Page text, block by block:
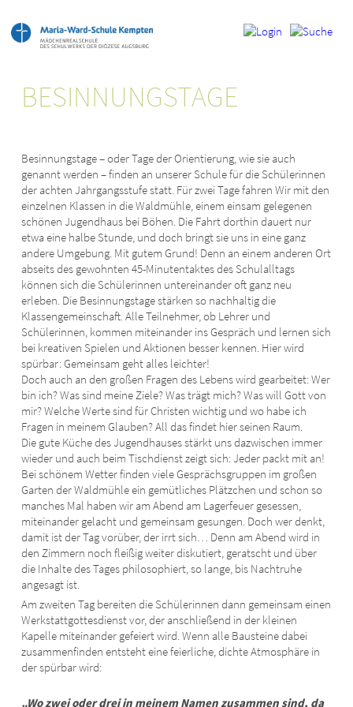
BESINNUNGSTAGE
Besinnungstage – oder Tage der Orientierung, wie sie auch
genannt werden – finden an unserer Schule für die Schülerinnen
der achten Jahrgangsstufe statt. Für zwei Tage fahren Wir mit den
einzelnen Klassen in die Waldmühle, einem einsam gelegenen
schönen Jugendhaus bei Böhen. Die Fahrt dorthin dauert nur
etwa eine halbe Stunde, und doch bringt sie uns in eine ganz
andere Umgebung. Mit gutem Grund! Denn an einem anderen Ort
abseits des gewohnten 45-Minutentaktes des Schulalltags
können sich die Schülerinnen untereinander oft ganz neu
erleben. Die Besinnungstage stärken so nachhaltig die
Klassengemeinschaft. Alle Teilnehmer, ob Lehrer und
Schülerinnen, kommen miteinander ins Gespräch und lernen sich
bei kreativen Spielen und Aktionen besser kennen. Hier wird
spürbar: Gemeinsam geht alles leichter!
Doch auch an den großen Fragen des Lebens wird gearbeitet: Wer
bin ich? Was sind meine Ziele? Was trägt mich? Was will Gott von
mir? Welche Werte sind für Christen wichtig und wo habe ich
Fragen in meinem Glauben? All das findet hier seinen Raum.
Die gute Küche des Jugendhauses stärkt uns dazwischen immer
wieder und auch beim Tischdienst zeigt sich: Jeder packt mit an!
Bei schönem Wetter finden viele Gesprächsgruppen im großen
Garten der Waldmühle ein gemütliches Plätzchen und schon so
manches Mal haben wir am Abend am Lagerfeuer gesessen,
miteinander gelacht und gemeinsam gesungen. Doch wer denkt,
damit ist der Tag vorüber, der irrt sich… Denn am Abend wird in
den Zimmern noch fleißig weiter diskutiert, geratscht und über
die Inhalte des Tages philosophiert, so lange, bis Nachtruhe
angesagt ist.
Am zweiten Tag bereiten die Schülerinnen dann gemeinsam einen
Werkstattgottesdienst vor, der anschließend in der kleinen
Kapelle miteinander gefeiert wird. Wenn alle Bausteine dabei
zusammenfinden entsteht eine feierliche, dichte Atmosphäre in
der spürbar wird:
„Wo zwei oder drei in meinem Namen zusammen sind, da